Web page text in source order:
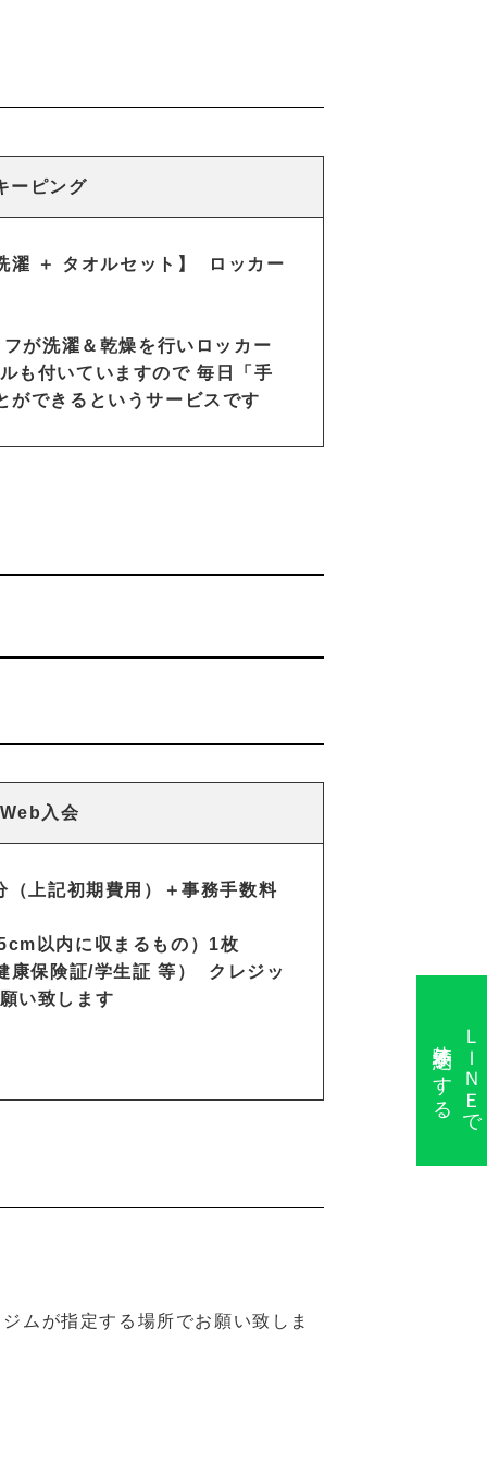
体験予約をするＬＩＮＥで
ーピング
濯 ＋ タオルセット】 ロッカー
が洗濯＆乾燥を⾏いロッカー
も付いていますので 毎⽇「⼿
できるというサービスです
Web入会
（上記初期費用）＋事務手数料
以内に収まるもの）1枚
康保険証/学生証 等） クレジッ
い致します
ムが指定する場所でお願い致しま